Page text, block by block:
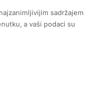
sadržajem
a vaši podaci su